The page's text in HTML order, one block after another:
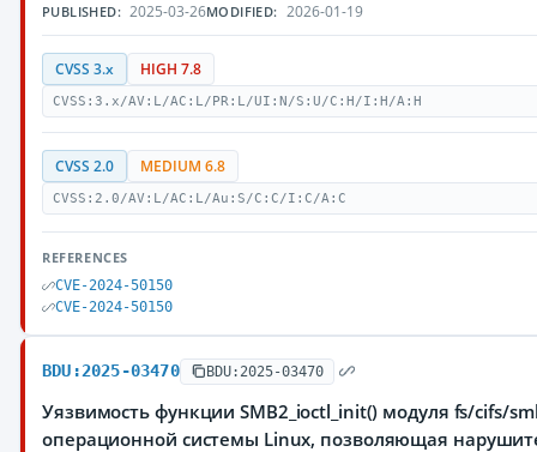
PUBLISHED: 2025-03-26MODIFIED: 2026-01-19
CVSS 3.x HIGH 7.8
CVSS:3.x/AV:L/AC:L/PR:L/UI:N/S:U/C:H/I:H/A:H
CVSS 2.0 MEDIUM 6.8
CVSS:2.0/AV:L/AC:L/Au:S/C:C/I:C/A:C
REFERENCES
CVE-2024-50150
CVE-2024-50150
BDU:2025-03470 BDU:2025-03470
Уязвимость функции SMB2_ioctl_init() модуля fs/cifs/
операционной системы Linux, позволяющая